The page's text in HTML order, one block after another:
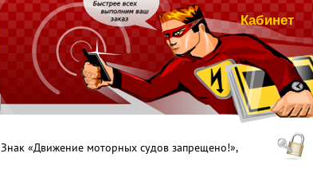
Кабинет
Знак «Движение моторных судов запрещено!»,